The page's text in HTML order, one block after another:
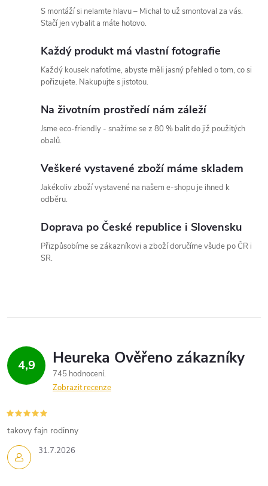
S montáží si nelamte hlavu – Michal to už smontoval za vás.
Stačí jen vybalit a máte hotovo.
Každý produkt má vlastní fotografie
Každý kousek nafotíme, abyste měli jasný přehled o tom, co si
pořizujete. Nakupujte s jistotou.
Na životním prostředí nám záleží
Jsme eco-friendly - snažíme se z 80 % balit do již použitých
obalů.
Veškeré vystavené zboží máme skladem
Jakékoliv zboží vystavené na našem e-shopu je ihned k
odběru.
Doprava po České republice i Slovensku
Přizpůsobíme se zákazníkovi a zboží doručíme všude po ČR i
SR.
4,9
745 hodnocení
Zobrazit recenze
31.7.2026
takovy fajn rodinny